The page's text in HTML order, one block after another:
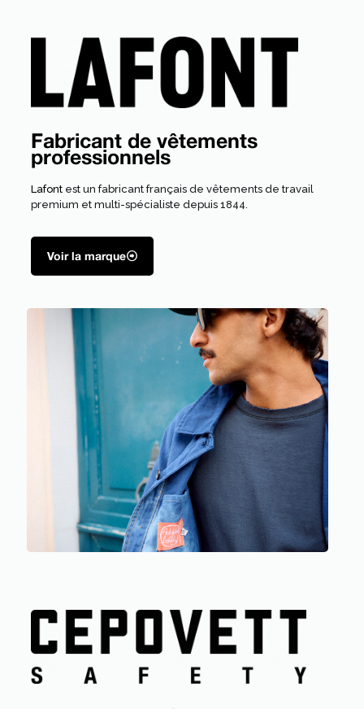
Fabricant de vêtements
professionnels
Lafont est un fabricant français de vêtements de travail
premium et multi-spécialiste depuis 1844.
Voir la marque